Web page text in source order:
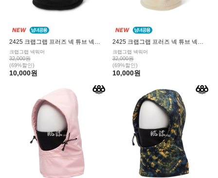
2425 크랩그랩 프러즈 넥 튜브 넥워머 Black
크랩그랩 넥워머
32,000원
(69%할인)
10,000원
2425 크랩그랩 프러즈 넥 튜브 넥워머 Oatmeal
크랩그랩 넥워머
32,000원
(69%할인)
10,000원